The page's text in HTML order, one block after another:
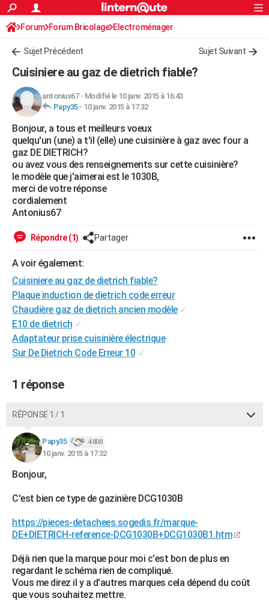
ACTUALITÉS
Politique
Société
Faits Divers
Education
Monde
Villes
+
FINANCE
Retraite
Impôts
Epargne
Immobilier
Risques naturels par ville
Banque
Assurance
Crédit
AUTO
Essais
Réserver un essai
Citadines
Berlines
SUV
Forum auto
+HIGH-TECH
Mobiles
Meilleur smartphone
Internet
Ordinateurs
Jeux vidéo
Guide high-tech
+BRICOLAGE
Forum
Aménagement intérieur
Extérieur
Cuisine
Salle de bains
Jardinage
Rangement
WEEK-END
Guides de France
Escapades
Patrimoine
Expositions
Musées
Week-end nature
LIFESTYLE
Art de vivre
Bien-être
Loisirs
Mode
Modes de vie
SANTE
VOYAGE
Destinations
City break
Voyage nature
Voyage de noces
Forum
Climat
+PHOTO
GUIDES D'ACHAT
BONS PLANS
CARTE DE VOEUX
Carte de Noël
Carte Bonne année
Carte Saint-Valentin
Carte Pâques
Carte d'anniversaire
DICTIONNAIRE
S'inscrire
Se connecter
Lycées
Collèges
Primaires
Universités
Entreprises
Service militaire
Avis de recherche
AVIS DE DÉCÈS
FORUM
Bricolage
Lifestyle
Culture
Sport
Auto
Television
Voyage
Cinema
S'inscrire
Connexion
Forum Forum Bricolage Electroménager
Sujet Précédent Sujet Suivant
Cuisiniere au gaz de dietrich fiable?
antonius67- Modifié le 10 janv. 2015 à 16:43
Papy35- 10 janv. 2015 à 17:32
Bonjour, a tous et meilleurs voeux
quelqu'un (une) a t'il (elle) une cuisinière à gaz avec four a
gaz DE DIETRICH?
ou avez vous des renseignements sur cette cuisinière?
le modèle que j'aimerai est le 1030B,
merci de votre réponse
cordialement
Antonius67
Répondre (1) Partager
A voir également:
Cuisiniere au gaz de dietrich fiable?
Plaque induction de dietrich code erreur
Chaudière gaz de dietrich ancien modèle ✓
E10 de dietrich ✓
Adaptateur prise cuisinière électrique
Sur De Dietrich Code Erreur 10 ✓
1 réponse
RÉPONSE 1 / 1
Papy35 4 808
10 janv. 2015 à 17:32
Bonjour,
C'est bien ce type de gazinière DCG1030B
https://pieces-detachees.sogedis.fr/marque-
DE+DIETRICH-reference-DCG1030B+DCG1030B1.htm
Déjà rien que la marque pour moi c'est bon de plus en
regardant le schéma rien de compliqué.
Vous me direz il y a d'autres marques cela dépend du coût
que vous souhaitez mettre.